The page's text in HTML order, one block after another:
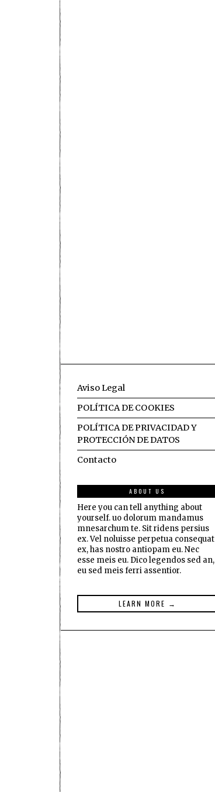
Aviso Legal
POLÍTICA DE COOKIES
POLÍTICA DE PRIVACIDAD Y
PROTECCIÓN DE DATOS
Contacto
ABOUT US
Here you can tell anything about
yourself. uo dolorum mandamus
mnesarchum te. Sit ridens persius
ex. Vel noluisse perpetua consequat
ex, has nostro antiopam eu. Nec
esse meis eu. Dico legendos sed an,
eu sed meis ferri assentior.
LEARN MORE →